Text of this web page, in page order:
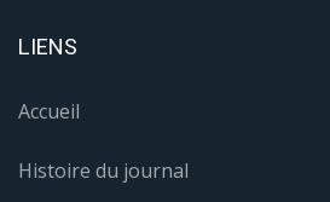
LIENS
Accueil
Histoire du journal